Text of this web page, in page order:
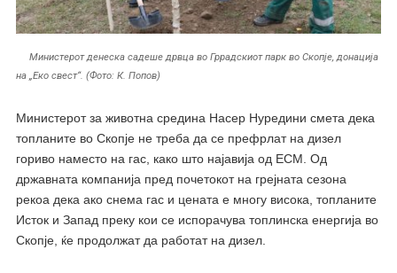
Министерот денеска садеше дрвца во Гррадскиот парк во Скопје, донација
на „Еко свест“. (Фото: К. Попов)
Министерот за животна средина Насер Нуредини смета дека
топланите во Скопје не треба да се префрлат на дизел
гориво наместо на гас, како што најавија од ЕСМ. Од
државната компанија пред почетокот на грејната сезона
рекоа дека ако снема гас и цената е многу висока, топланите
Исток и Запад преку кои се испорачува топлинска енергија во
Скопје, ќе продолжат да работат на дизел.